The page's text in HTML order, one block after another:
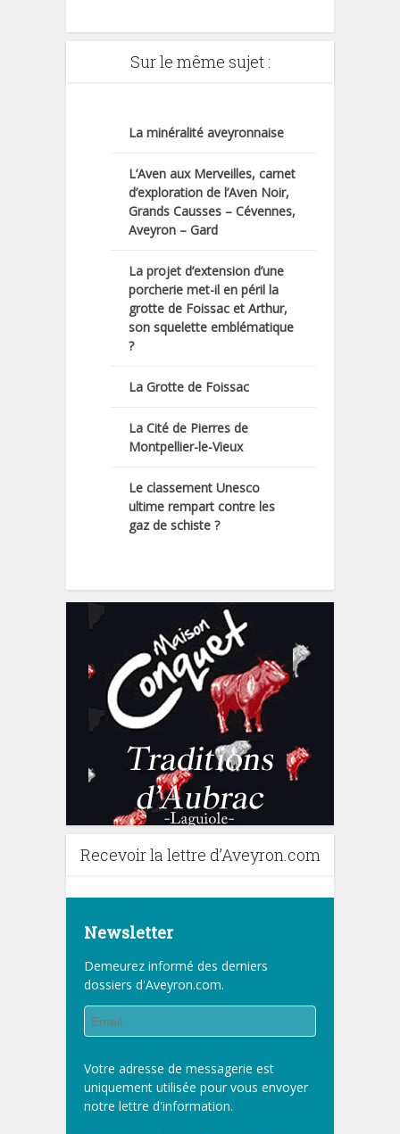
Sur le même sujet :
La minéralité aveyronnaise
L’Aven aux Merveilles, carnet
d’exploration de l’Aven Noir,
Grands Causses – Cévennes,
Aveyron – Gard
La projet d’extension d’une
porcherie met-il en péril la
grotte de Foissac et Arthur,
son squelette emblématique
?
La Grotte de Foissac
La Cité de Pierres de
Montpellier-le-Vieux
Le classement Unesco
ultime rempart contre les
gaz de schiste ?
Recevoir la lettre d’Aveyron.com
Newsletter
Demeurez informé des derniers
dossiers d'Aveyron.com.
Votre adresse de messagerie est
uniquement utilisée pour vous envoyer
notre lettre d'information.